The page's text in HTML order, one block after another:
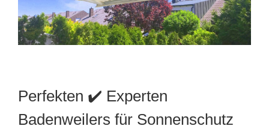
Perfekten ✔️ Experten
Badenweilers für Sonnenschutz